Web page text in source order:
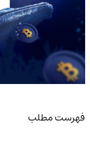
فهرست مطلب